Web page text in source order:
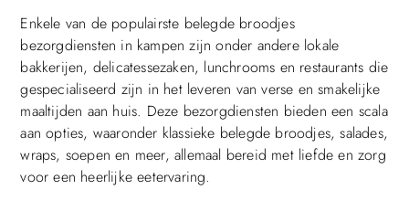
Enkele van de populairste belegde broodjes
bezorgdiensten in kampen zijn onder andere lokale
bakkerijen, delicatessezaken, lunchrooms en restaurants die
gespecialiseerd zijn in het leveren van verse en smakelijke
maaltijden aan huis. Deze bezorgdiensten bieden een scala
aan opties, waaronder klassieke belegde broodjes, salades,
wraps, soepen en meer, allemaal bereid met liefde en zorg
voor een heerlijke eetervaring.